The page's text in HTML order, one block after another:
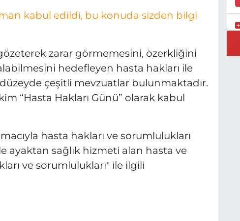
kabul edildi, bu konuda sizden bilgi
zarar görmemesini, özerkliğini
hedefleyen hasta hakları ile
düzeyde çeşitli mevzuatlar bulunmaktadır.
“Hasta Hakları Günü” olarak kabul
hasta hakları ve sorumlulukları
ayaktan sağlık hizmeti alan hasta ve
ve sorumlulukları" ile ilgili